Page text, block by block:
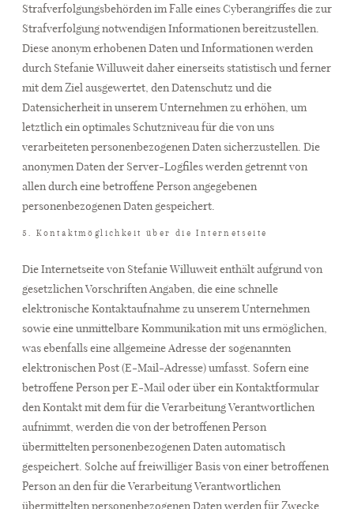
Strafverfolgungsbehörden im Falle eines Cyberangriffes die zur
Strafverfolgung notwendigen Informationen bereitzustellen.
Diese anonym erhobenen Daten und Informationen werden
durch Stefanie Willuweit daher einerseits statistisch und ferner
mit dem Ziel ausgewertet, den Datenschutz und die
Datensicherheit in unserem Unternehmen zu erhöhen, um
letztlich ein optimales Schutzniveau für die von uns
verarbeiteten personenbezogenen Daten sicherzustellen. Die
anonymen Daten der Server-Logfiles werden getrennt von
allen durch eine betroffene Person angegebenen
personenbezogenen Daten gespeichert.
5. Kontaktmöglichkeit über die Internetseite
Die Internetseite von Stefanie Willuweit enthält aufgrund von
gesetzlichen Vorschriften Angaben, die eine schnelle
elektronische Kontaktaufnahme zu unserem Unternehmen
sowie eine unmittelbare Kommunikation mit uns ermöglichen,
was ebenfalls eine allgemeine Adresse der sogenannten
elektronischen Post (E-Mail-Adresse) umfasst. Sofern eine
betroffene Person per E-Mail oder über ein Kontaktformular
den Kontakt mit dem für die Verarbeitung Verantwortlichen
aufnimmt, werden die von der betroffenen Person
übermittelten personenbezogenen Daten automatisch
gespeichert. Solche auf freiwilliger Basis von einer betroffenen
Person an den für die Verarbeitung Verantwortlichen
übermittelten personenbezogenen Daten werden für Zwecke